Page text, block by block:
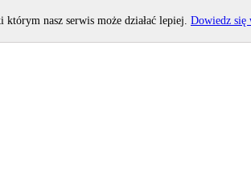
nasz serwis może działać lepiej. Dowiedz się